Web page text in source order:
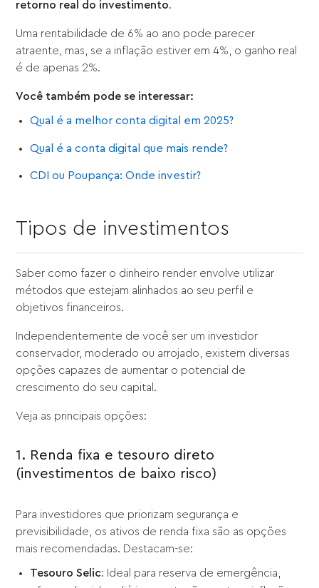
retorno real do investimento.
Uma rentabilidade de 6% ao ano pode parecer
atraente, mas, se a inflação estiver em 4%, o ganho real
é de apenas 2%.
Você também pode se interessar:
Qual é a melhor conta digital em 2025?
Qual é a conta digital que mais rende?
CDI ou Poupança: Onde investir?
Tipos de investimentos
Saber como fazer o dinheiro render envolve utilizar
métodos que estejam alinhados ao seu perfil e
objetivos financeiros.
Independentemente de você ser um investidor
conservador, moderado ou arrojado, existem diversas
opções capazes de aumentar o potencial de
crescimento do seu capital.
Veja as principais opções:
1. Renda fixa e tesouro direto
(investimentos de baixo risco)
Para investidores que priorizam segurança e
previsibilidade, os ativos de renda fixa são as opções
mais recomendadas. Destacam-se:
Tesouro Selic: Ideal para reserva de emergência,